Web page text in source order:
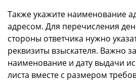
Также укажите наименование
адресом. Для перечисления
стороны ответчика нужно
реквизиты взыскателя. Важно
наименование и дату выдачи
листа вместе с размером